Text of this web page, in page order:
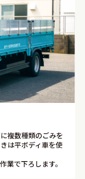
複数種類のごみを
は平ボディ車を使
業で下ろします。